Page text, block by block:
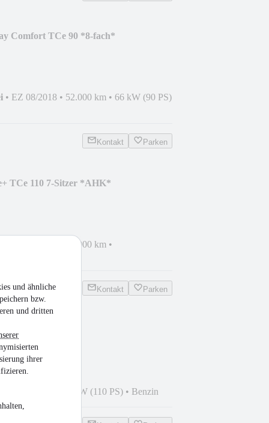
und ähnliche
bzw.
und dritten
ihrer
Comfort TCe 90 *8-fach*
• EZ 08/2018 • 52.000 km • 66 kW (90 PS)
Kontakt Parken
TCe 110 7-Sitzer *AHK*
66.000 km •
Kontakt Parken
Edition
81 kW (110 PS) • Benzin